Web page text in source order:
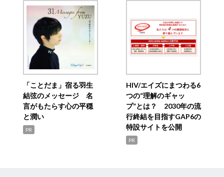
「ことだま」宿る羽生
結弦のメッセージ 名
言がもたらす心の平穏
と潤い
PR
HIV/エイズにまつわる6
つの“理解のギャッ
プ”とは？ 2030年の流
行終結を目指すGAP6の
特設サイトを公開
PR